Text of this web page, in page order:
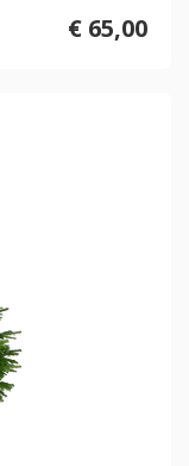
€ 65,00